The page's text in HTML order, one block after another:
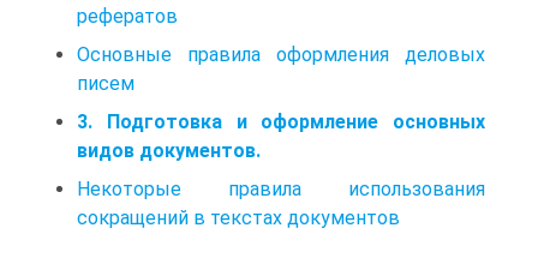
рефератов
Основные правила оформления деловых
писем
3. Подготовка и оформление основных
видов документов.
Некоторые правила использования
сокращений в текстах документов